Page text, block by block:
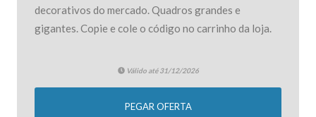
decorativos do mercado. Quadros grandes e
gigantes. Copie e cole o código no carrinho da loja.
Válido até 31/12/2026
PEGAR OFERTA